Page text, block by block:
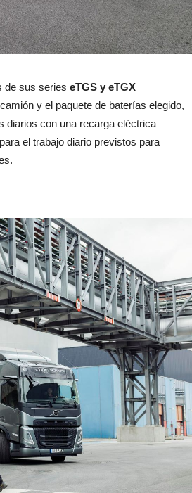
de sus series eTGS y eTGX
y el paquete de baterías elegido,
diarios con una recarga eléctrica
para el trabajo diario previstos para